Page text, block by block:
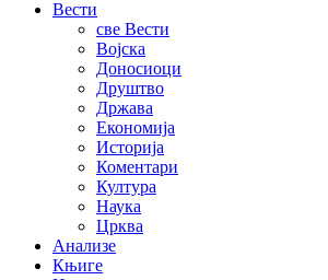
Вести
све Вести
Војска
Доносиоци
Друштво
Држава
Економија
Историја
Коментари
Култура
Наука
Црква
Анализе
Књиге